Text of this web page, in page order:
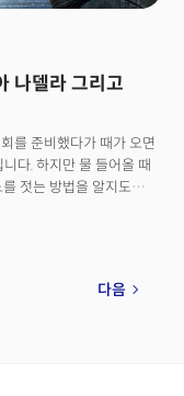
나델라 그리고
를 준비했다가 때가 오면
다. 하지만 물 들어올 때
젓는 방법을 알지도
치고, 평소 훈련을 하지
미 늦는
사람과 이미 젓고 있던
다음